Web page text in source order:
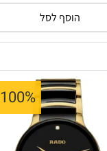
הוסף לסל
100% מקורי!